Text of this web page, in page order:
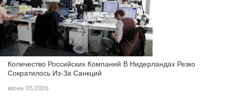
Количество Российских Компаний В Нидерландах Резко
Сократилось Из-За Санкций
июнь 05,2026